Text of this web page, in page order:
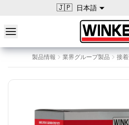
🇯🇵 日本語
Open main menu
製品情報 業界グループ製品 接着